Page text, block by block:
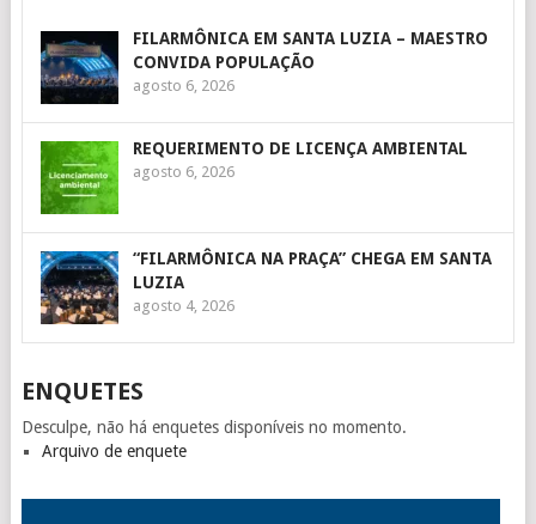
FILARMÔNICA EM SANTA LUZIA – MAESTRO
CONVIDA POPULAÇÃO
agosto 6, 2026
REQUERIMENTO DE LICENÇA AMBIENTAL
agosto 6, 2026
“FILARMÔNICA NA PRAÇA” CHEGA EM SANTA
LUZIA
agosto 4, 2026
ENQUETES
Desculpe, não há enquetes disponíveis no momento.
Arquivo de enquete